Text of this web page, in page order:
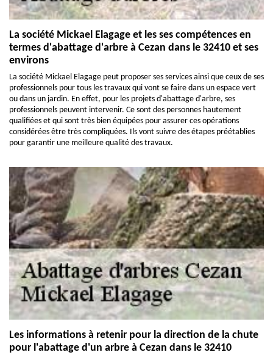
La société Mickael Elagage et les ses compétences en
termes d'abattage d'arbre à Cezan dans le 32410 et ses
environs
La société Mickael Elagage peut proposer ses services ainsi que ceux de ses
professionnels pour tous les travaux qui vont se faire dans un espace vert
ou dans un jardin. En effet, pour les projets d'abattage d'arbre, ses
professionnels peuvent intervenir. Ce sont des personnes hautement
qualifiées et qui sont très bien équipées pour assurer ces opérations
considérées être très compliquées. Ils vont suivre des étapes préétablies
pour garantir une meilleure qualité des travaux.
Les informations à retenir pour la direction de la chute
pour l'abattage d'un arbre à Cezan dans le 32410